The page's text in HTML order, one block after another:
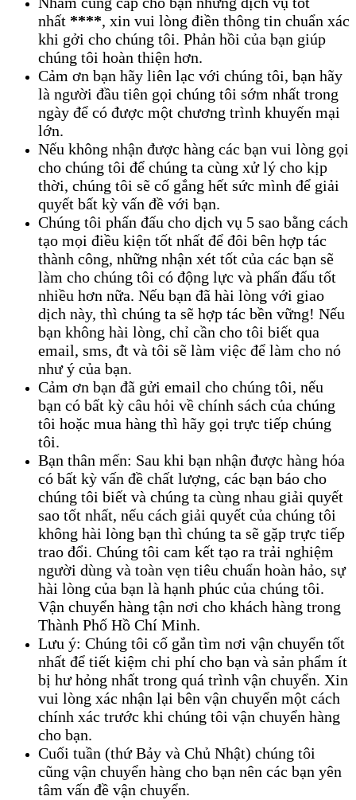
nhất ****, xin vui lòng điền thông tin chuẩn xác
khi gởi cho chúng tôi. Phản hồi của bạn giúp
chúng tôi hoàn thiện hơn.
Cảm ơn bạn hãy liên lạc với chúng tôi, bạn hãy
là người đầu tiên gọi chúng tôi sớm nhất trong
ngày để có được một chương trình khuyến mại
lớn.
Nếu không nhận được hàng các bạn vui lòng gọi
cho chúng tôi để chúng ta cùng xử lý cho kịp
thời, chúng tôi sẽ cố gắng hết sức mình để giải
quyết bất kỳ vấn đề với bạn.
Chúng tôi phấn đấu cho dịch vụ 5 sao bằng cách
tạo mọi điều kiện tốt nhất để đôi bên hợp tác
thành công, những nhận xét tốt của các bạn sẽ
làm cho chúng tôi có động lực và phấn đấu tốt
nhiều hơn nữa. Nếu bạn đã hài lòng với giao
dịch này, thì chúng ta sẽ hợp tác bền vững! Nếu
bạn không hài lòng, chỉ cần cho tôi biết qua
email, sms, đt và tôi sẽ làm việc để làm cho nó
như ý của bạn.
Cảm ơn bạn đã gửi email cho chúng tôi, nếu
bạn có bất kỳ câu hỏi về chính sách của chúng
tôi hoặc mua hàng thì hãy gọi trực tiếp chúng
tôi.
Bạn thân mến: Sau khi bạn nhận được hàng hóa
có bất kỳ vấn đề chất lượng, các bạn báo cho
chúng tôi biết và chúng ta cùng nhau giải quyết
sao tốt nhất, nếu cách giải quyết của chúng tôi
không hài lòng bạn thì chúng ta sẽ gặp trực tiếp
trao đổi. Chúng tôi cam kết tạo ra trải nghiệm
người dùng và toàn vẹn tiêu chuẩn hoàn hảo, sự
hài lòng của bạn là hạnh phúc của chúng tôi.
Vận chuyển hàng tận nơi cho khách hàng trong
Thành Phố Hồ Chí Minh.
Lưu ý: Chúng tôi cố gắn tìm nơi vận chuyển tốt
nhất để tiết kiệm chi phí cho bạn và sản phẩm ít
bị hư hỏng nhất trong quá trình vận chuyển. Xin
vui lòng xác nhận lại bên vận chuyển một cách
chính xác trước khi chúng tôi vận chuyển hàng
cho bạn.
Cuối tuần (thứ Bảy và Chủ Nhật) chúng tôi
cũng vận chuyển hàng cho bạn nên các bạn yên
tâm vấn đề vận chuyển.